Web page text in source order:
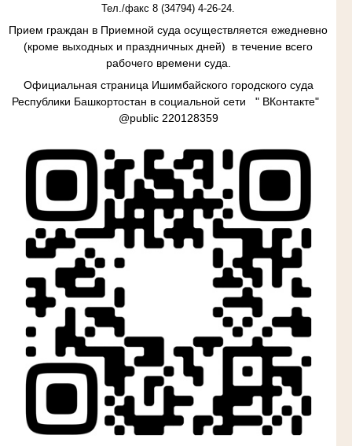
Тел./факс 8 (34794) 4-26-24.
Прием граждан в Приемной суда осуществляется ежедневно
(кроме выходных и праздничных дней) в течение всего
рабочего времени суда.
Официальная страница Ишимбайского городского суда
Республики Башкортостан в социальной сети " ВКонтакте"
@public220128359